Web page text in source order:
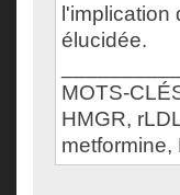
élucidée.
MOTS-
HMGR,
metformine,